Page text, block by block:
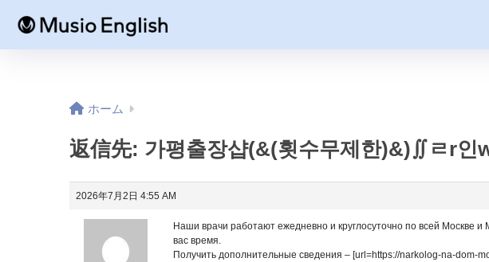
ホーム
返信先: 가평출장샵(&(횟수무제한)&)∬ㄹr인
2026年7月2日 4:55 AM
Наши врачи работают ежедневно и круглосуточно по всей Москве
вас время.
Получить дополнительные сведения – [url=https://narkolog-na-dom-